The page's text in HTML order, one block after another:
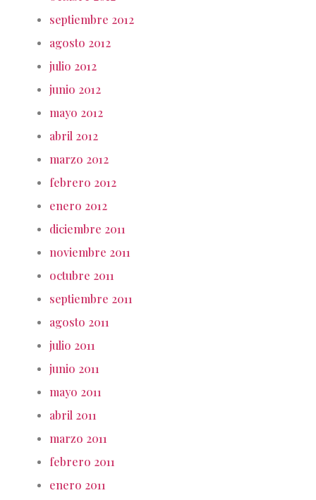
septiembre 2012
agosto 2012
julio 2012
junio 2012
mayo 2012
abril 2012
marzo 2012
febrero 2012
enero 2012
diciembre 2011
noviembre 2011
octubre 2011
septiembre 2011
agosto 2011
julio 2011
junio 2011
mayo 2011
abril 2011
marzo 2011
febrero 2011
enero 2011